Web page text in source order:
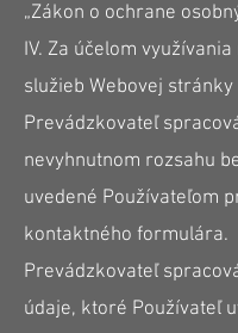
„Zákon o ochrane
IV. Za účelom
služieb Webovej
Prevádzkovateľ
nevyhnutnom rozsahu
uvedené Používateľom
kontaktného formulára.
Prevádzkovateľ
údaje, ktoré Používateľ